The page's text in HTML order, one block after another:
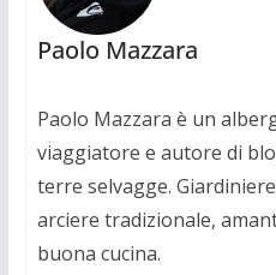
Paolo Mazzara
Paolo Mazzara è un
viaggiatore e autore di
terre selvagge.
arciere tradizionale,
buona cucina.